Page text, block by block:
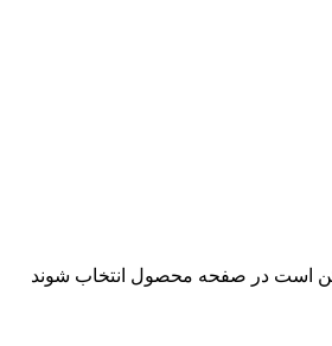
است در صفحه محصول انتخاب شوند